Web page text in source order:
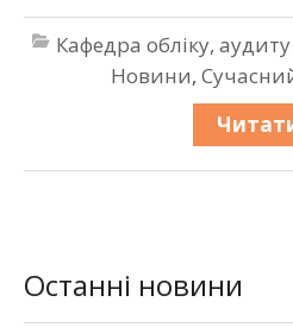
Кафедра обліку,
Новини,
Останні новини